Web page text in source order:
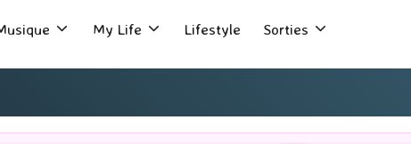
My Life Lifestyle Sorties